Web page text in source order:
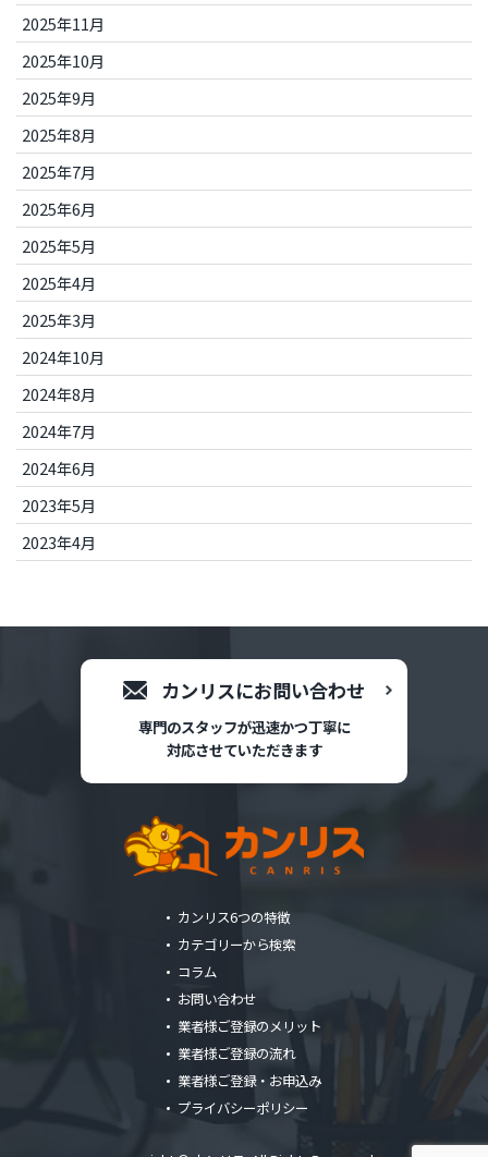
2025年11月
2025年10月
2025年9月
2025年8月
2025年7月
2025年6月
2025年5月
2025年4月
2025年3月
2024年10月
2024年8月
2024年7月
2024年6月
2023年5月
2023年4月
カンリスにお問い合わせ
専門のスタッフが迅速かつ丁寧に
対応させていただきます
カンリス6つの特徴
カテゴリーから検索
コラム
お問い合わせ
業者様ご登録のメリット
業者様ご登録の流れ
業者様ご登録・お申込み
プライバシーポリシー